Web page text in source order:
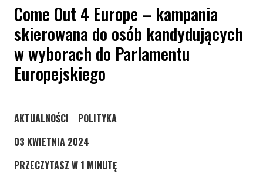
Come Out 4 Europe – kampania
skierowana do osób kandydujących
w wyborach do Parlamentu
Europejskiego
STRONA KATEGORII WPISÓW
AKTUALNOŚCI STRONA KATEGORII WPISÓW
POLITYKA
03 KWIETNIA 2024
PRZECZYTASZ W 1 MINUTĘ